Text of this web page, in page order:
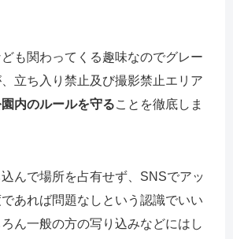
も関わってくる趣味なのでグレー
立ち入り禁止及び撮影禁止エリア
内のルールを守ることを徹底しま
んで場所を占有せず、SNSでアッ
あれば問題なしという認識でいい
ん一般の方の写り込みなどにはし